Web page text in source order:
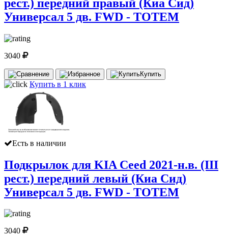
рест.) передний правый (Киа Сид)
Универсал 5 дв. FWD - TOTEM
3040
Купить
Купить в 1 клик
Есть в наличии
Подкрылок для KIA Ceed 2021-н.в. (III
рест.) передний левый (Киа Сид)
Универсал 5 дв. FWD - TOTEM
3040